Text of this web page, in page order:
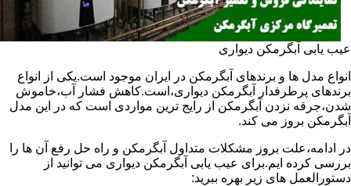
عیب یابی آبگرمکن دیواری
انواع مدل ها و برندهای آبگرمکن در ایران موجود است.یکی از انواع
برندهای پرطرفدار آبگرمکن دیواری،است.کاهش فشار آب،خاموش
شدن،جرقه نزدن آبگرمکن از رایج ترین مواردی است که در این مدل
آبگرمکن بروز می کند.
در ادامه،علت بروز مشکلات متداول آبگرمکن و راه حل رفع آن ها را
بررسی کرده ایم.برای عیب یابی آبگرمکن دیواری می توانید از
دستورالعمل های زیر بهره ببرید: